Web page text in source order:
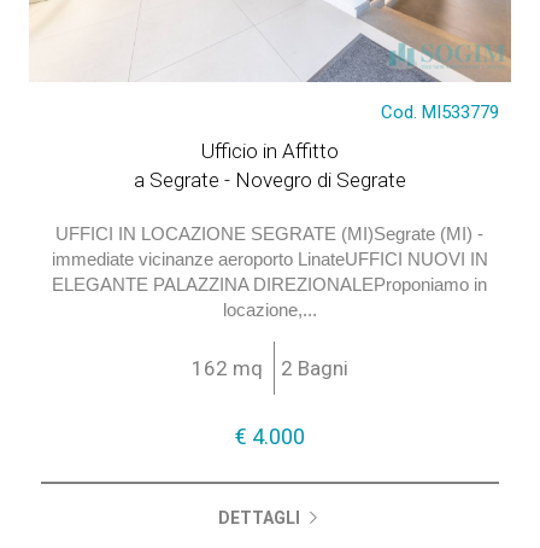
Cod. MI533779
Ufficio in Affitto
a Segrate - Novegro di Segrate
UFFICI IN LOCAZIONE SEGRATE (MI)Segrate (MI) -
immediate vicinanze aeroporto LinateUFFICI NUOVI IN
ELEGANTE PALAZZINA DIREZIONALEProponiamo in
locazione,...
162 mq 2 Bagni
€ 4.000
DETTAGLI